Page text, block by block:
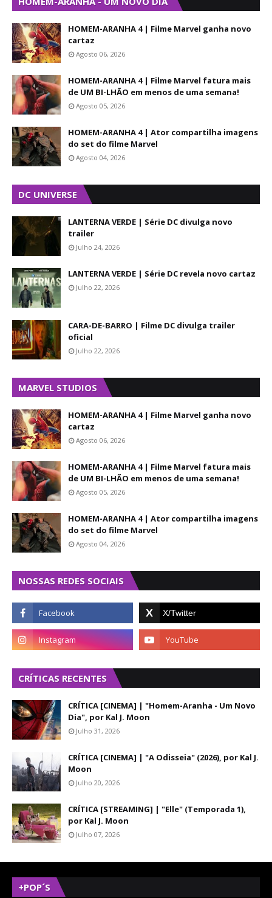
HOMEM-ARANHA 4 | Filme Marvel ganha novo
cartaz
Agosto 06, 2026
HOMEM-ARANHA 4 | Filme Marvel fatura mais
de UM BI-LHÃO em menos de uma semana!
Agosto 05, 2026
HOMEM-ARANHA 4 | Ator compartilha imagens
do set do filme Marvel
Agosto 04, 2026
DC UNIVERSE
LANTERNA VERDE | Série DC divulga novo
trailer
Julho 24, 2026
LANTERNA VERDE | Série DC revela novo cartaz
Julho 22, 2026
CARA-DE-BARRO | Filme DC divulga trailer
oficial
Julho 22, 2026
MARVEL STUDIOS
HOMEM-ARANHA 4 | Filme Marvel ganha novo
cartaz
Agosto 06, 2026
HOMEM-ARANHA 4 | Filme Marvel fatura mais
de UM BI-LHÃO em menos de uma semana!
Agosto 05, 2026
HOMEM-ARANHA 4 | Ator compartilha imagens
do set do filme Marvel
Agosto 04, 2026
NOSSAS REDES SOCIAIS
CRÍTICAS RECENTES
CRÍTICA [CINEMA] | "Homem-Aranha - Um Novo
Dia", por Kal J. Moon
Julho 31, 2026
CRÍTICA [CINEMA] | "A Odisseia" (2026), por Kal J.
Moon
Julho 20, 2026
CRÍTICA [STREAMING] | "Elle" (Temporada 1),
por Kal J. Moon
Julho 07, 2026
+POP´S